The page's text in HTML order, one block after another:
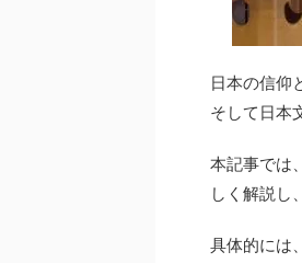
日本の信仰
そして日本
本記事では
しく解説し
具体的には